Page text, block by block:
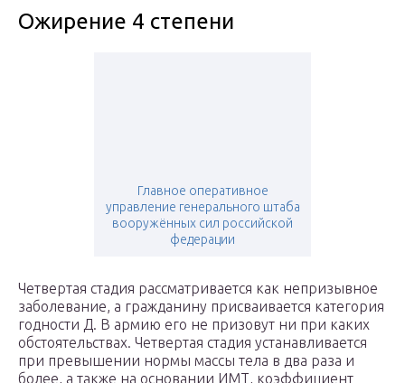
Ожирение 4 степени
Главное оперативное
управление генерального штаба
вооружённых сил российской
федерации
Четвертая стадия рассматривается как непризывное
заболевание, а гражданину присваивается категория
годности Д. В армию его не призовут ни при каких
обстоятельствах. Четвертая стадия устанавливается
при превышении нормы массы тела в два раза и
более, а также на основании ИМТ, коэффициент